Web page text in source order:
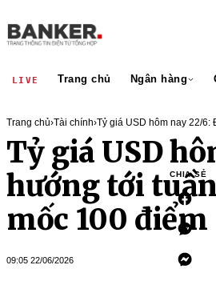
LIVE Trang chủ Ngân hàng
Trang chủ›Tài chính›Tỷ giá USD hôm nay 22/
Tỷ giá USD
hướng tới
mốc 100 điểm
09:05 22/06/2026
CHIA SẺ